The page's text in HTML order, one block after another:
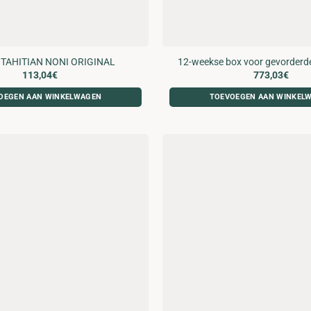
NONI ORIGINAL
113,04€
AAN WINKELWAGEN
12-weekse box voor
773,03€
TOEVOEGEN AAN